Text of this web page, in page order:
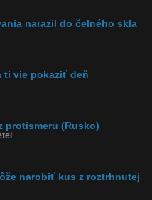
narazil do čelného skla
ti vie pokaziť deň
protismeru (Rusko)
narobiť kus z roztrhnutej